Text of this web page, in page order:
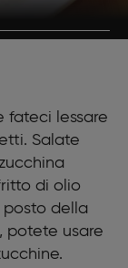
fateci lessare
Salate
di olio
della
potete usare